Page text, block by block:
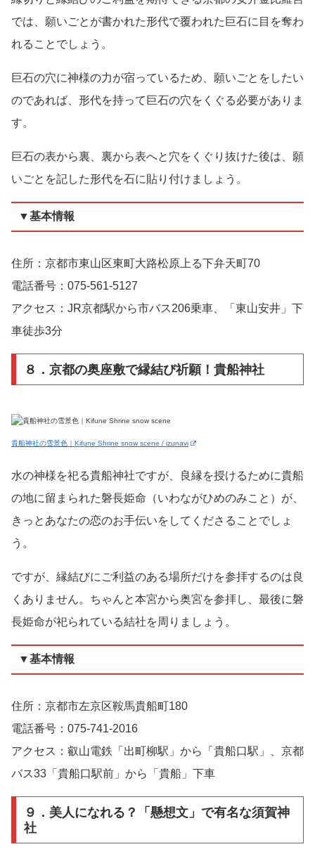
では、願いごとが書かれた形代で覆われた巨石に目を奪わ
れることでしょう。
巨石の穴に神様の力が宿っているため、願いごとをしたい
のであれば、形代を持って巨石の穴をくぐる必要がありま
す。
巨石の表から裏、裏から表へと穴をくぐり抜けた後は、願
いごとを記した形代を石に貼り付けましょう。
▼基本情報
住所：京都市東山区東町大路松原上る下弁天町70
電話番号：075-561-5127
アクセス：JR京都駅から市バス206乗車、「東山安井」下
車徒歩3分
８．京都の奥座敷で縁結び祈願！貴船神社
貴船神社の雪景色｜Kifune Shrine snow scene / izunavi
水の神様を祀る貴船神社ですが、良縁を授けるために貴船
の地に留まられた磐長姫命（いわながひめのみこと）が、
きっとあなたの恋のお手伝いをしてくださることでしょ
う。
ですが、縁結びにご利益のある場所だけを参拝するのは良
くありません。ちゃんと本宮から奥宮を参拝し、最後に磐
長姫命が祀られている結社を周りましょう。
▼基本情報
住所：京都市左京区鞍馬貴船町180
電話番号：075-741-2016
アクセス：叡山電鉄「出町柳駅」から「貴船口駅」、京都
バス33「貴船口駅前」から「貴船」下車
９．美人になれる？「懸想文」で有名な須賀神
社